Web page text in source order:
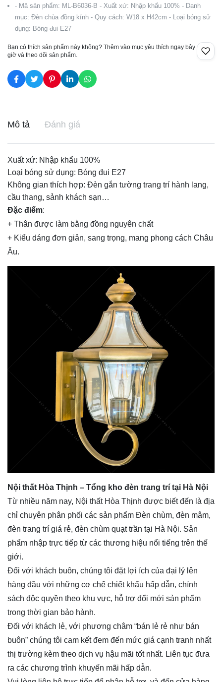
- Mã sản phẩm: ML-B6036-B - Xuất xứ: Nhập khẩu 100% - Danh
mục: Đèn chùa đồng kính - Quy cách: W18 x H42cm - Loại bóng sử
dụng: Bóng đui E27
Bạn có thích sản phẩm này không? Thêm vào mục yêu thích ngay bây
giờ và theo dõi sản phẩm.
Mô tả Đánh giá
Xuất xứ: Nhập khẩu 100%
Loại bóng sử dụng: Bóng đui E27
Không gian thích hợp: Đèn gắn tường trang trí hành lang,
cầu thang, sảnh khách sạn…
Đặc điểm:
+ Thân được làm bằng đồng nguyên chất
+ Kiểu dáng đơn giản, sang trọng, mang phong cách Châu
Âu.
Nội thất Hòa Thịnh – Tổng kho đèn trang trí tại Hà Nội
Từ nhiều năm nay, Nội thất Hòa Thịnh được biết đến là địa
chỉ chuyên phân phối các sản phẩm Đèn chùm, đèn mâm,
đèn trang trí giá rẻ, đèn chùm quạt trần tại Hà Nội. Sản
phẩm nhập trực tiếp từ các thương hiệu nổi tiếng trên thế
giới.
Đối với khách buôn, chúng tôi đặt lợi ích của đại lý lên
hàng đầu với những cơ chế chiết khấu hấp dẫn, chính
sách độc quyền theo khu vực, hỗ trợ đổi mới sản phẩm
trong thời gian bảo hành.
Đối với khách lẻ, với phương châm “bán lẻ rẻ như bán
buôn” chúng tôi cam kết đem đến mức giá cạnh tranh nhất
thị trường kèm theo dịch vụ hậu mãi tốt nhất. Liên tục đưa
ra các chương trình khuyến mãi hấp dẫn.